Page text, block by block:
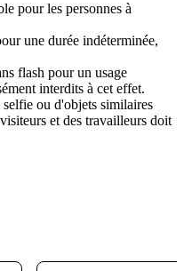
pour les personnes à
une durée indéterminée,
flash pour un usage
interdits à cet effet.
ou d'objets similaires
et des travailleurs doit